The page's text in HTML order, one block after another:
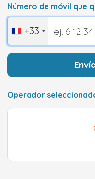
Número de móvil que
+33
Operador